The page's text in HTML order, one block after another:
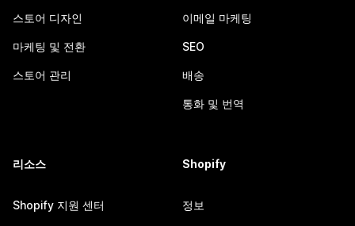
스토어 디자인
마케팅 및 전환
스토어 관리
이메일 마케팅
SEO
배송
통화 및 번역
리소스
Shopify 지원 센터
Shopify
정보